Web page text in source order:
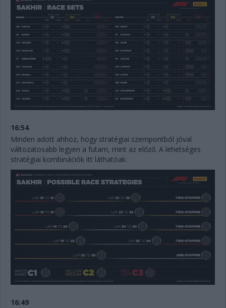
16:54
Minden adott ahhoz, hogy stratégiai szempontból jóval
változatosabb legyen a futam, mint az előző. A lehetséges
stratégiai kombinációk itt láthatóak:
16:49